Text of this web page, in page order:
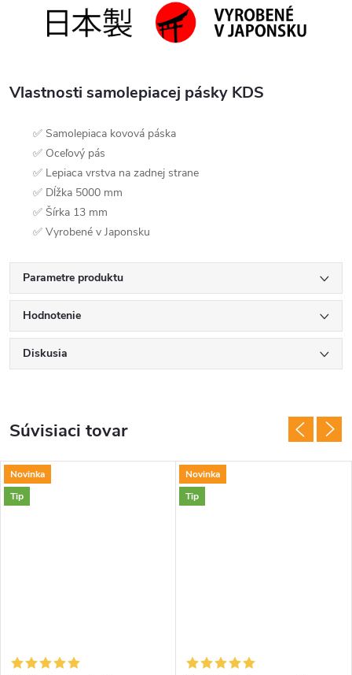
Vlastnosti samolepiacej pásky KDS
✅ Samolepiaca kovová páska
✅ Oceľový pás
✅ Lepiaca vrstva na zadnej strane
✅ Dĺžka 5000 mm
✅ Šírka 13 mm
✅ Vyrobené v Japonsku
Parametre produktu
Hodnotenie
Diskusia
Súvisiaci tovar
Novinka
Tip
Novinka
Tip